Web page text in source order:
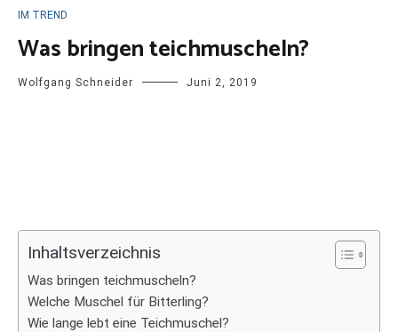
IM TREND
Was bringen teichmuscheln?
Wolfgang Schneider Juni 2, 2019
Inhaltsverzeichnis
Was bringen teichmuscheln?
Welche Muschel für Bitterling?
Wie lange lebt eine Teichmuschel?